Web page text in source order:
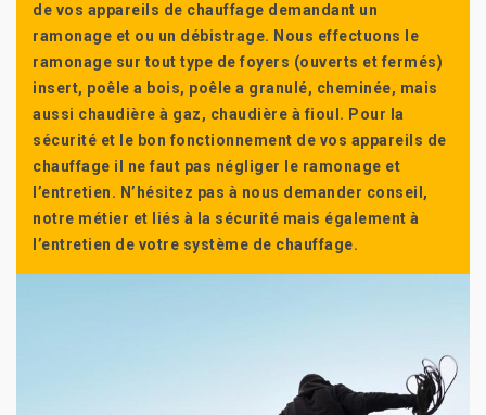
de vos appareils de chauffage demandant un
ramonage et ou un débistrage. Nous effectuons le
ramonage sur tout type de foyers (ouverts et fermés)
insert, poêle a bois, poêle a granulé, cheminée, mais
aussi chaudière à gaz, chaudière à fioul. Pour la
sécurité et le bon fonctionnement de vos appareils de
chauffage il ne faut pas négliger le ramonage et
l’entretien. N’hésitez pas à nous demander conseil,
notre métier et liés à la sécurité mais également à
l’entretien de votre système de chauffage.